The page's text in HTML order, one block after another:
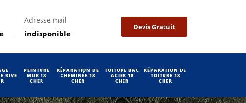
Adresse mail
indisponible
Devis Gratuit
RIVE
PEINTURE
MUR 18
CHER
RÉPARATION DE
CHEMINÉE 18
CHER
TOITURE BAC
ACIER 18
CHER
RÉPARATION DE
TOITURE 18
CHER